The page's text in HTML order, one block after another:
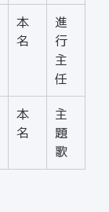
本
名
進
行
主
任
本
名
主
題
歌